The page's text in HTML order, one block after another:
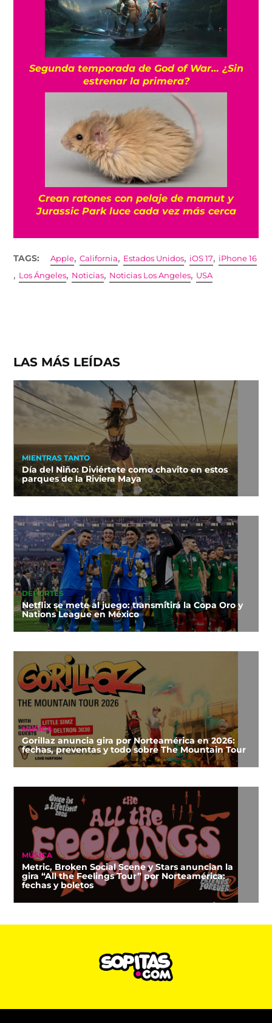
Segunda temporada de God of War… ¿Sin
estrenar la primera?
Crean ratones con pelaje de mamut y
Jurassic Park luce cada vez más cerca
TAGS: Apple,California, Estados Unidos, iOS 17, iPhone 16
, Los Ángeles, Noticias, Noticias Los Angeles, USA
LAS MÁS LEÍDAS
MIENTRAS TANTO
Día del Niño: Diviértete como chavito en estos
parques de la Riviera Maya
DEPORTES
Netflix se mete al juego: transmitirá la Copa Oro y
Nations League en México
MÚSICA
Gorillaz anuncia gira por Norteamérica en 2026:
fechas, preventas y todo sobre The Mountain Tour
MÚSICA
Metric, Broken Social Scene y Stars anuncian la
gira “All the Feelings Tour” por Norteamérica:
fechas y boletos